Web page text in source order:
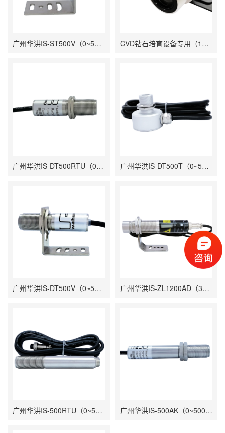
广州华洪IS-ST500V（0~500℃）电压输出低温精巧型固定安装非接触式在线式工业红外测温仪 CVD钻石培育设备专用（150-1200℃）广州华洪IS-CF1200AD(cvd)高温同轴单激光聚焦瞄准固定安装自带显示在线式工业红外测温仪
广州华洪IS-DT500RTU（0~500℃）485信号输出在线式工业红外测温仪 广州华洪IS-DT500T（0~500℃）低温紧凑型固定安装非接触式在线式工业红外测温仪
广州华洪IS-DT500V（0~500℃）电压输出低温短小型固定安装非接触式在线式工业红外测温仪 广州华洪IS-ZL1200AD（350~1200℃）在线式工业红外测温仪短波高温金属专用同轴激光聚焦瞄准固定安装非接触式
广州华洪IS-500RTU（0~500℃）485信号输出快速响应分体式非接触式在线式工业红外测温仪 广州华洪IS-500AK（0~500℃）50mS快速响应精准经济型固定安装非接触式在线式工业红外测温仪